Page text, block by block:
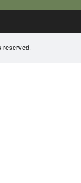
reserved.